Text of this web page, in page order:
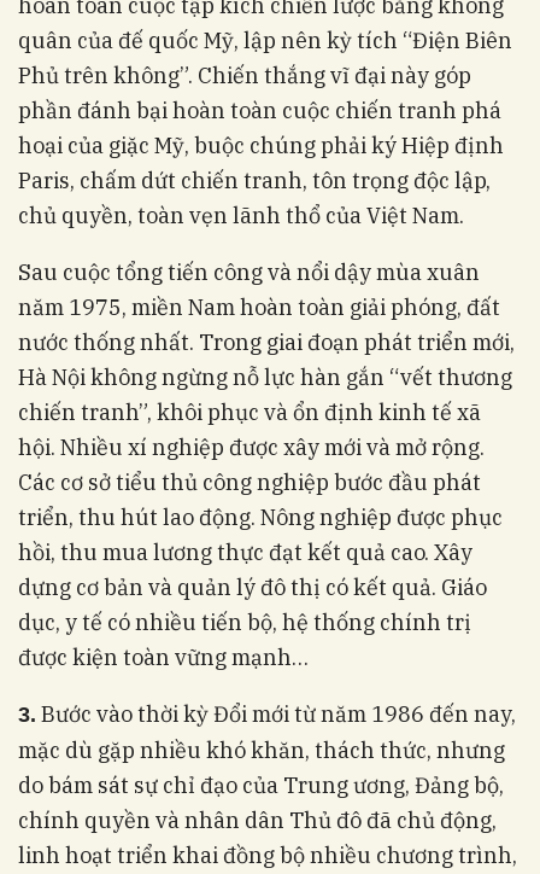
quân của đế quốc Mỹ, lập nên kỳ tích “Điện Biên
Phủ trên không”. Chiến thắng vĩ đại này góp
phần đánh bại hoàn toàn cuộc chiến tranh phá
hoại của giặc Mỹ, buộc chúng phải ký Hiệp định
Paris, chấm dứt chiến tranh, tôn trọng độc lập,
chủ quyền, toàn vẹn lãnh thổ của Việt Nam.
Sau cuộc tổng tiến công và nổi dậy mùa xuân
năm 1975, miền Nam hoàn toàn giải phóng, đất
nước thống nhất. Trong giai đoạn phát triển mới,
Hà Nội không ngừng nỗ lực hàn gắn “vết thương
chiến tranh”, khôi phục và ổn định kinh tế xã
hội. Nhiều xí nghiệp được xây mới và mở rộng.
Các cơ sở tiểu thủ công nghiệp bước đầu phát
triển, thu hút lao động. Nông nghiệp được phục
hồi, thu mua lương thực đạt kết quả cao. Xây
dựng cơ bản và quản lý đô thị có kết quả. Giáo
dục, y tế có nhiều tiến bộ, hệ thống chính trị
được kiện toàn vững mạnh…
3. Bước vào thời kỳ Đổi mới từ năm 1986 đến nay,
mặc dù gặp nhiều khó khăn, thách thức, nhưng
do bám sát sự chỉ đạo của Trung ương, Đảng bộ,
chính quyền và nhân dân Thủ đô đã chủ động,
linh hoạt triển khai đồng bộ nhiều chương trình,